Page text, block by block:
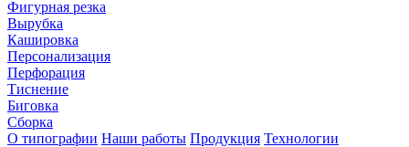
Фигурная резка
Вырубка
Кашировка
Персонализация
Перфорация
Тиснение
Биговка
Сборка
О типографии Наши работы Продукция Технологии